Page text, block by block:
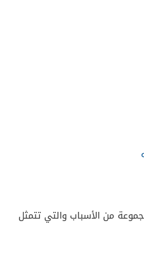
من الأسباب والتي تتمثل